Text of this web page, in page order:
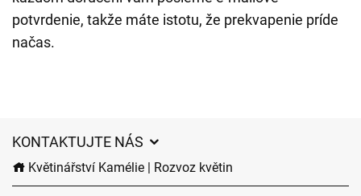
potvrdenie, takže máte istotu, že prekvapenie príde
načas.
KONTAKTUJTE NÁS
Květinářství Kamélie | Rozvoz květin